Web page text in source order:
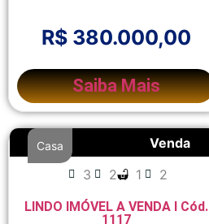
R$ 380.000,00
Saiba Mais
Venda
Casa
3 2 1 2
LINDO IMÓVEL A VENDA I Cód.
1117